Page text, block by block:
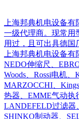
上海邦典机电设备
一级代理商。现常用
用过，且可出具德
上海邦典机电设备
NEDO伸缩尺、
Woods、Rossi电机
MARZOCCHI、
热器、EMME气动执
LANDEFELD过滤器
SHINKO制动器、